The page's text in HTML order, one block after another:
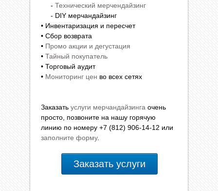
- Технический мерчендайзинг
- DIY мерчандайзинг
• Инвентаризация и пересчет
• Сбор возврата
• Промо акции и дегустация
• Тайный покупатель
• Торговый аудит
• Мониторинг цен во всех сетях
Заказать услуги мерчандайзинга очень
просто, позвоните на нашу горячую
линию по номеру +7 (812) 906-14-12 или
заполните форму.
Заказать услуги